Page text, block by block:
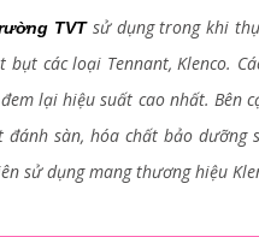
TVT sử dụng trong khi
bụt các loại Tennant, Klenco.
lại hiệu suất cao nhất. Bên
đánh sàn, hóa chất bảo dưỡng
sử dụng mang thương hiệu